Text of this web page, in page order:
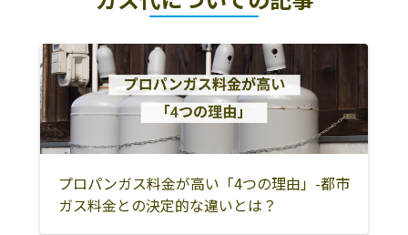
結城郡八千代町
0296-48-1756
柴商店
結城郡八千代町
大里51
0296-48-0524
黒川商店
結城郡八千代町
中野230
0296-48-0622
古沢文一商店
結城郡八千代町
川尻817
0296-48-0056
水戸市
小美玉市
笠間市
東茨城郡茨城町
東茨城郡城里町
東茨城郡大洗町
鹿嶋市
潮来市
神栖市
行方市
鉾田市
石岡市
土浦市
かすみがうら市
プロパンガス料金が高い「4つの理由」-都市
ガス料金との決定的な違いとは？